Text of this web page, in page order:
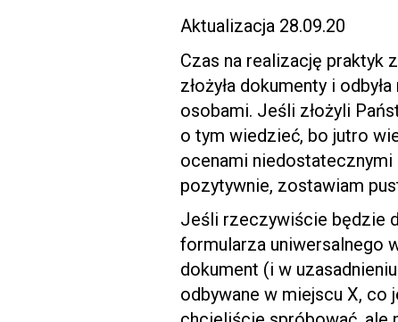
Aktualizacja 28.09.20
Czas na realizację praktyk
złożyła dokumenty i
osobami. Jeśli złożyli
o tym wiedzieć, bo jutro
ocenami niedostatecznymi
pozytywnie, zostawiam
Jeśli rzeczywiście będzie
formularza uniwersalnego
dokument (i w
odbywane w miejscu X, co